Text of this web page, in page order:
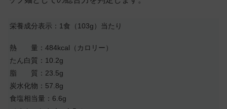
栄養成分表示：1食（103g）当たり
熱 量：484kcal（カロリー）
たん白質：10.2g
脂 質：23.5g
炭水化物：57.8g
食塩相当量：6.6g